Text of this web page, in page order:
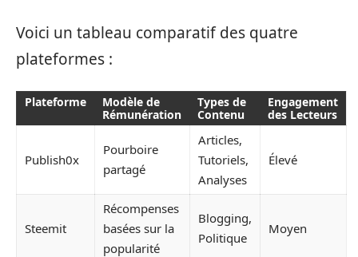
Voici un tableau comparatif des quatre
plateformes :
Plateforme
Modèle de
Rémunération
Types de
Contenu
Engagement
des Lecteurs
Publish0x
Pourboire
partagé
Articles,
Tutoriels,
Analyses
Élevé
Steemit
Récompenses
basées sur la
popularité
Blogging,
Politique
Moyen